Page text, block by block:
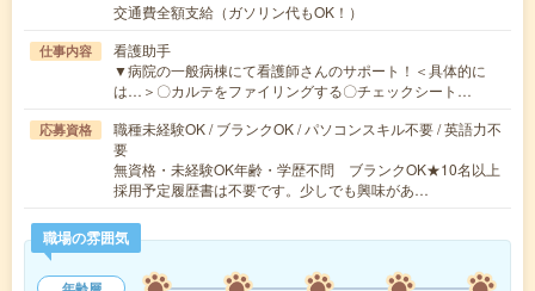
交通費全額支給（ガソリン代もOK！）
仕事内容
看護助手
▼病院の一般病棟にて看護師さんのサポート！＜具体的に
は…＞〇カルテをファイリングする〇チェックシート…
応募資格
職種未経験OK / ブランクOK / パソコンスキル不要 / 英語力不
要
無資格・未経験OK年齢・学歴不問 ブランクOK★10名以上
採用予定履歴書は不要です。少しでも興味があ…
職場の雰囲気